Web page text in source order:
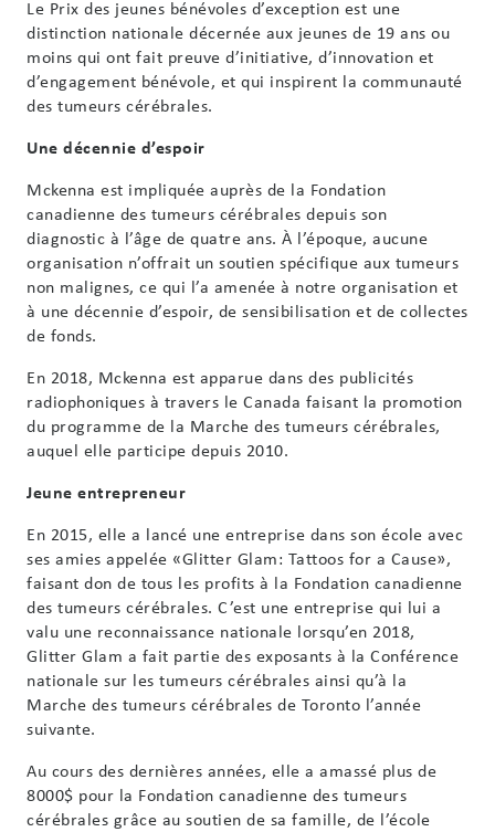
Le Prix des jeunes bénévoles d’exception est une
distinction nationale décernée aux jeunes de 19 ans ou
moins qui ont fait preuve d’initiative, d’innovation et
d’engagement bénévole, et qui inspirent la communauté
des tumeurs cérébrales.
Une décennie d’espoir
Mckenna est impliquée auprès de la Fondation
canadienne des tumeurs cérébrales depuis son
diagnostic à l’âge de quatre ans. À l’époque, aucune
organisation n’offrait un soutien spécifique aux tumeurs
non malignes, ce qui l’a amenée à notre organisation et
à une décennie d’espoir, de sensibilisation et de collectes
de fonds.
En 2018, Mckenna est apparue dans des publicités
radiophoniques à travers le Canada faisant la promotion
du programme de la Marche des tumeurs cérébrales,
auquel elle participe depuis 2010.
Jeune entrepreneur
En 2015, elle a lancé une entreprise dans son école avec
ses amies appelée «Glitter Glam: Tattoos for a Cause»,
faisant don de tous les profits à la Fondation canadienne
des tumeurs cérébrales. C’est une entreprise qui lui a
valu une reconnaissance nationale lorsqu’en 2018,
Glitter Glam a fait partie des exposants à la Conférence
nationale sur les tumeurs cérébrales ainsi qu’à la
Marche des tumeurs cérébrales de Toronto l’année
suivante.
Au cours des dernières années, elle a amassé plus de
8000$ pour la Fondation canadienne des tumeurs
cérébrales grâce au soutien de sa famille, de l’école